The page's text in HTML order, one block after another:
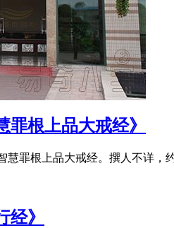
根上品大戒经》
罪根上品大戒经。撰人不详，
》